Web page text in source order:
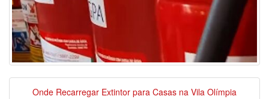
Onde Recarregar Extintor para Casas na Vila Olímpia